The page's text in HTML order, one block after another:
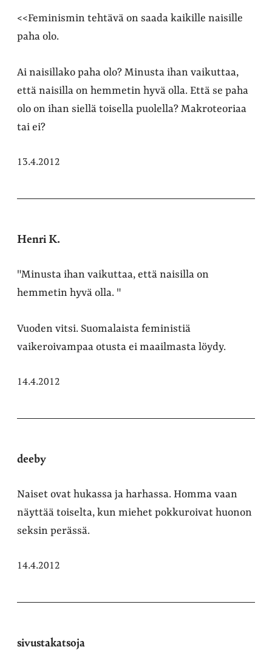
<<Feminismin tehtävä on saada kaikille naisille
paha olo.
Ai naisillako paha olo? Minusta ihan vaikuttaa,
että naisilla on hemmetin hyvä olla. Että se paha
olo on ihan siellä toisella puolella? Makroteoriaa
tai ei?
13.4.2012
Henri K.
"Minusta ihan vaikuttaa, että naisilla on
hemmetin hyvä olla. "
Vuoden vitsi. Suomalaista feministiä
vaikeroivampaa otusta ei maailmasta löydy.
14.4.2012
deeby
Naiset ovat hukassa ja harhassa. Homma vaan
näyttää toiselta, kun miehet pokkuroivat huonon
seksin perässä.
14.4.2012
sivustakatsoja